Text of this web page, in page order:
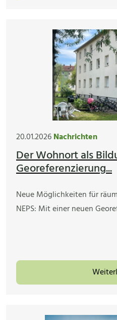
20.01.2026Nachrichten
Der Wohnort als
Georeferenzierung...
Neue Möglichkeiten für
NEPS: Mit einer neuen